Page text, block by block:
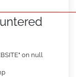
on null